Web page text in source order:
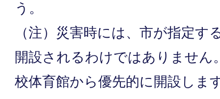
う。
（注）災害時には、市が指定す
開設されるわけではありません
校体育館から優先的に開設しま